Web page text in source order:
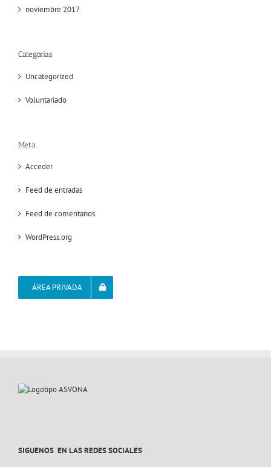
noviembre 2017
Categorías
Uncategorized
Voluntariado
Meta
Acceder
Feed de entradas
Feed de comentarios
WordPress.org
ÁREA PRIVADA
SIGUENOS EN LAS REDES SOCIALES